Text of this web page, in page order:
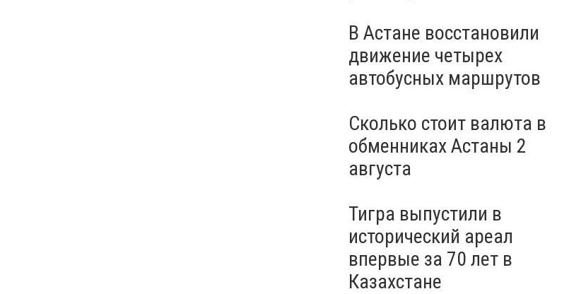
В Астане восстановили
движение четырех
автобусных маршрутов
Сколько стоит валюта в
обменниках Астаны 2
августа
Тигра выпустили в
исторический ареал
впервые за 70 лет в
Казахстане